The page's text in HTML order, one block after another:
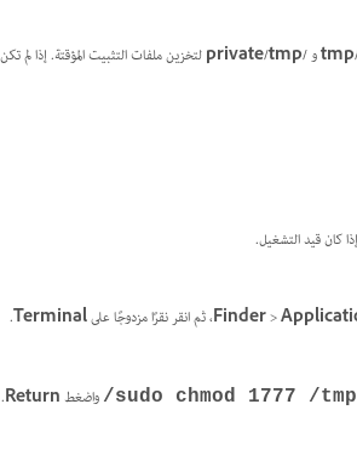
/ و/private/tmp
كان قيد التشغيل.
Finder> ، ثم انقر نقرًا مزدوجًا علىTerminal
.
sudo chmod 1777 /tmp/ واضغط Return
.